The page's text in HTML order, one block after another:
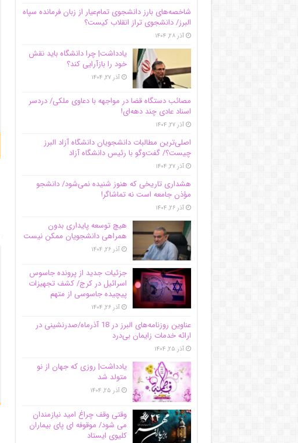
شاخصه‌های بارز دانشجوی تمام‌عیار از زبان فرمانده سپاه
البرز/ دانشجوی تراز انقلاب کیست؟
آذر ۲۸, ۱۴۰۴
یادداشت| چرا دانشگاه باید نقش
خود را بازآرایی کند؟
آذر ۲۷, ۱۴۰۴
مصائب دستگاه قضا در مواجهه با دعاوی ملکی/ دردسر
اسناد عادی چند‌ دهه‌ای!
آذر ۲۷, ۱۴۰۴
اصلی‌ترین مطالبات دانشجویان دانشگاه آزاد البرز
چیست؟/ گفت‌وگو با رئیس دانشگاه آز‌اد
آذر ۲۷, ۱۴۰۴
هشداری تاریخی که هنوز شنیده نمی‌شود/ دانشجو
مؤذن جامعه است نه تماشاگر!
آذر ۲۶, ۱۴۰۴
هیچ توسعه پایداری بدون
همراهی دانشجویان ممکن نیست
آذر ۲۶, ۱۴۰۴
جزئیات جدید از پرونده جاسوس
اسرائیل در کرج/‌ کشف تجهیزات
پیچیده جاسوسی از متهم
آذر ۲۶, ۱۴۰۴
عناوین روزنامه‌های البرز در ‌18 آذرماه/صدرنشینی در
ارائه خدمات زایمان بی‌درد
آذر ۲۵, ۱۴۰۴
یادداشت| روزی که جهان از نو
متولد شد
آذر ۲۵, ۱۴۰۴
وقتی وقف چراغ امید نیازمندان
می شود/ موقوفه ای پای بیماران
کلیوی ایستاد